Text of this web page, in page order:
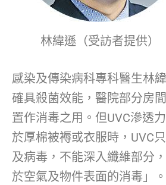
林緯遜（受訪者提供）
感染及傳染病科專科醫生林
確具殺菌效能，醫院部分房
置作消毒之用。但UVC滲透
於厚棉被褥或衣服時，UVC
及病毒，不能深入纖維部分
於空氣及物件表面的消毒」。